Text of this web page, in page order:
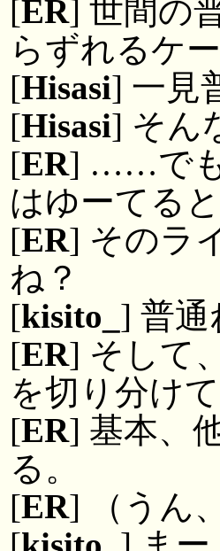
[ER] 世間の
らずれるケ
[Hisasi] 一見
[Hisasi] そん
[ER] ……でも
はゆーてる
[ER] そのラ
ね？
[kisito_ ] 普
[ER] そして
を切り分け
[ER] 基本、
る。
[ER] （うん